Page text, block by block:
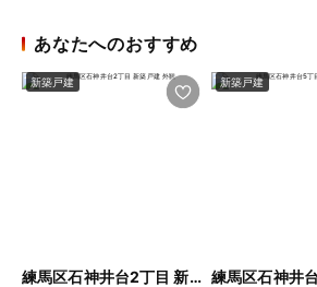
あなたへのおすすめ
新築戸建
練馬区石神井台2丁目 新築戸建
新築戸建